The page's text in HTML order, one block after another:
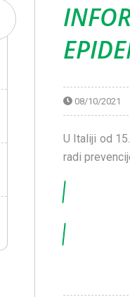
08/10/2021
U Italiji od
radi